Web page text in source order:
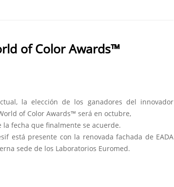
of Color Awards™
la elección de los ganadores del innovador
of Color Awards™ será en octubre,
fecha que finalmente se acuerde.
está presente con la renovada fachada de EADA
sede de los Laboratorios Euromed.